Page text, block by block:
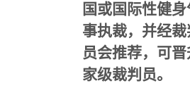
国或国际性健
事执裁，并经
员会推荐，可晋
家级裁判员。